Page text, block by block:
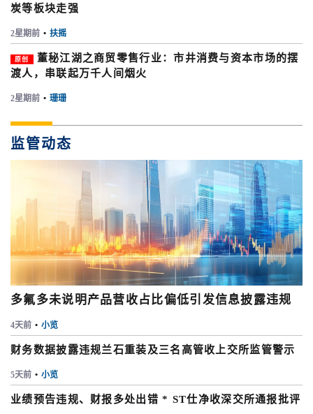
炭等板块走强
2星期前 • 扶摇
原创
董秘江湖之商贸零售行业：市井消费与资本市场的摆
渡人，串联起万千人间烟火
2星期前 • 珊珊
监管动态
多氟多未说明产品营收占比偏低引发信息披露违规
4天前 • 小览
财务数据披露违规兰石重装及三名高管收上交所监管警示
5天前 • 小览
业绩预告违规、财报多处出错 * ST仕净收深交所通报批评